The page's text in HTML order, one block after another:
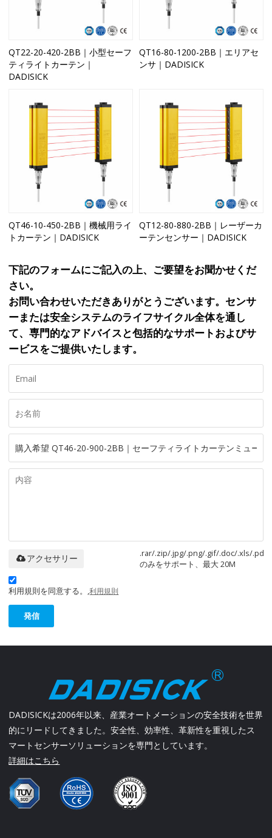
QT22-20-420-2BB｜小型セーフ
ティライトカーテン｜
DADISICK
QT16-80-1200-2BB｜エリアセ
ンサ｜DADISICK
QT46-10-450-2BB｜機械用ライ
トカーテン｜DADISICK
QT12-80-880-2BB｜レーザーカ
ーテンセンサー｜DADISICK
下記のフォームにご記入の上、ご要望をお聞かせくだ
さい。
お問い合わせいただきありがとうございます。センサ
ーまたは安全システムのライフサイクル全体を通し
て、専門的なアドバイスと包括的なサポートおよびサ
ービスをご提供いたします。
.rar/.zip/.jpg/.png/.gif/.doc/.xls/.pdf
のみをサポート、最大 20M
アクセサリー
利用規則を同意する。,利用規則
発信
DADISICKは2006年以来、産業オートメーションの安全技術を世界
的にリードしてきました。安全性、効率性、革新性を重視したス
マートセンサーソリューションを専門としています。
詳細はこちら